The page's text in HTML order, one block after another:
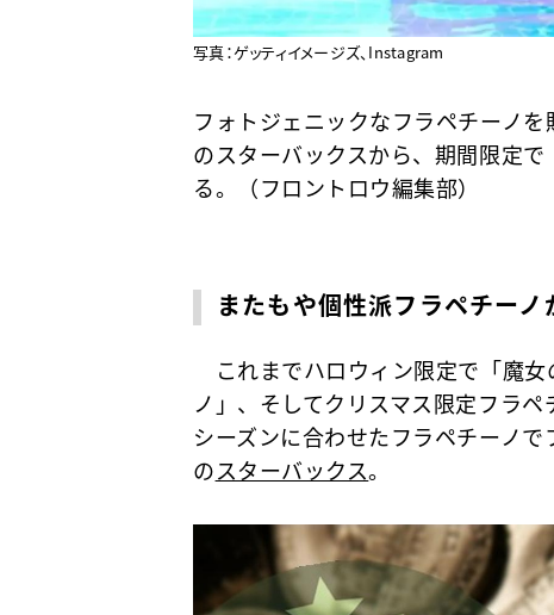
写真：ゲッティイメージズ、Instagram
フォトジェニックなフラペチーノ
のスターバックスから、期間限定
る。（フロントロウ編集部）
またもや個性派フラペチーノ
これまでハロウィン限定で「魔
ノ」、そしてクリスマス限定フラ
シーズンに合わせたフラペチーノ
のスターバックス。